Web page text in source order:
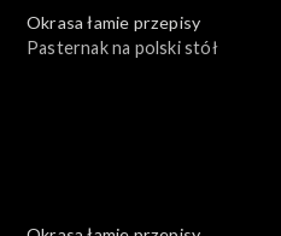
Okrasa łamie przepisy
Pasternak na polski stół